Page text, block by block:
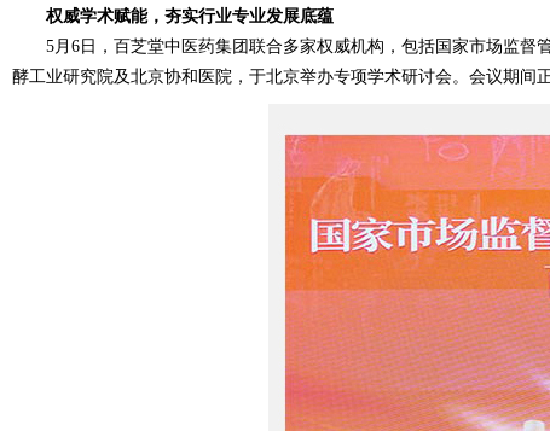
权威学术赋能，夯实行业专业发展底蕴
5月6日，百芝堂中医药集团联合多家权威机构，包括国家市场监
酵工业研究院及北京协和医院，于北京举办专项学术研讨会。会议期间